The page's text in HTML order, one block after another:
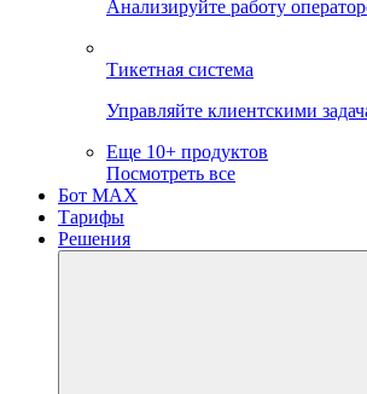
Анализируйте работу
Тикетная система
Управляйте клиентскими
Еще 10+ продуктов
Посмотреть все
Бот MAX
Тарифы
Решения